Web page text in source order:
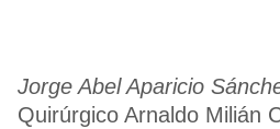
Jorge Abel Aparicio
Quirúrgico Arnaldo Milián